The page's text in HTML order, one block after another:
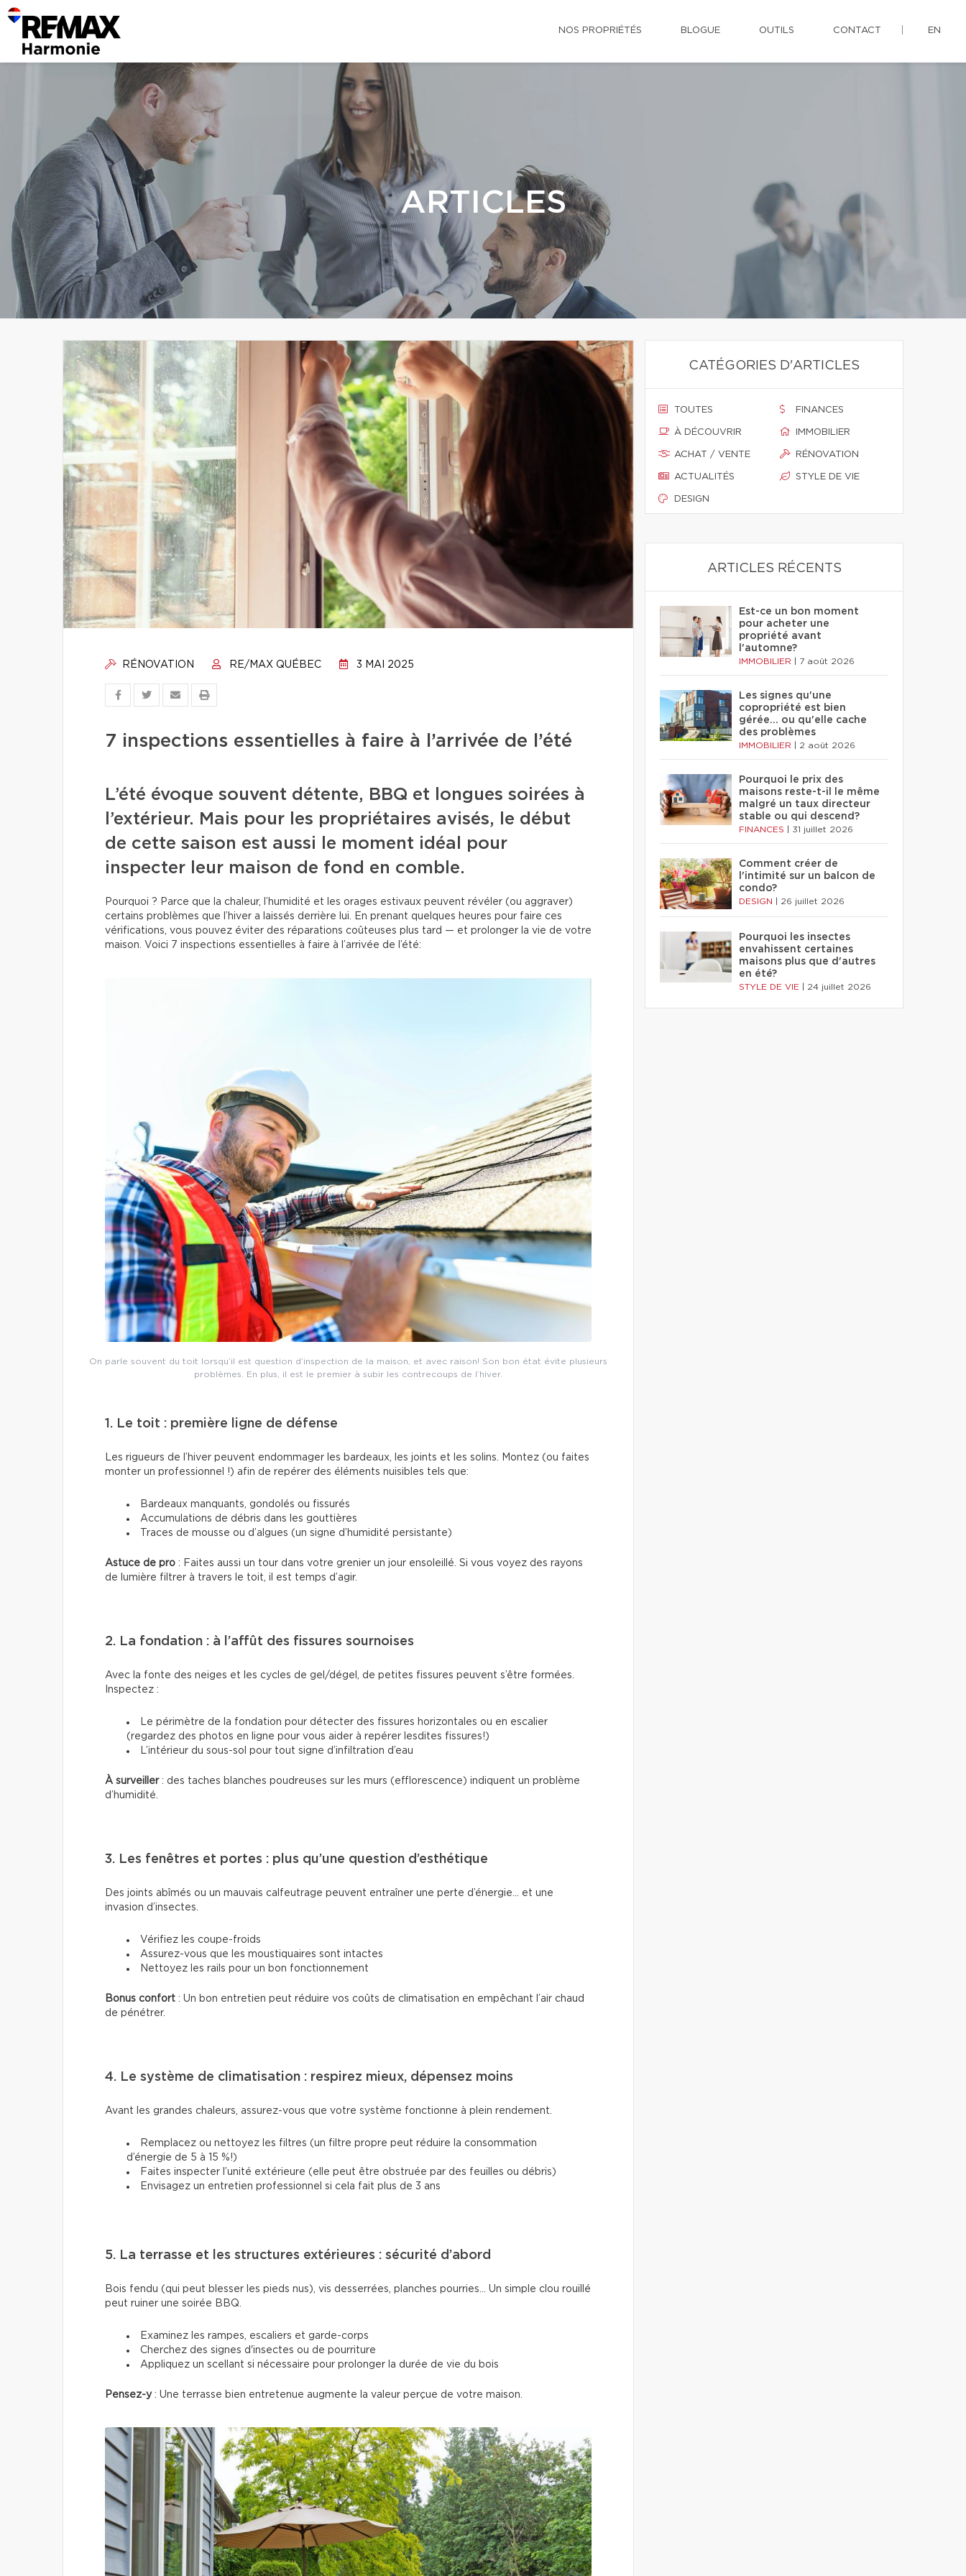
NOS PROPRIÉTÉS BLOGUE OUTILS CONTACT EN
ARTICLES
RÉNOVATION RE/MAX QUÉBEC 3 MAI 2025
7 inspections essentielles à faire à l’arrivée de l’été
L’été évoque souvent détente, BBQ et longues soirées à
l’extérieur. Mais pour les propriétaires avisés, le début
de cette saison est aussi le moment idéal pour
inspecter leur maison de fond en comble.
Pourquoi ? Parce que la chaleur, l’humidité et les orages estivaux peuvent révéler (ou aggraver)
certains problèmes que l’hiver a laissés derrière lui. En prenant quelques heures pour faire ces
vérifications, vous pouvez éviter des réparations coûteuses plus tard — et prolonger la vie de votre
maison. Voici 7 inspections essentielles à faire à l’arrivée de l’été:
On parle souvent du toit lorsqu’il est question d’inspection de la maison, et avec raison! Son bon état évite plusieurs
problèmes. En plus, il est le premier à subir les contrecoups de l’hiver.
1. Le toit : première ligne de défense
Les rigueurs de l’hiver peuvent endommager les bardeaux, les joints et les solins. Montez (ou faites
monter un professionnel !) afin de repérer des éléments nuisibles tels que:
Bardeaux manquants, gondolés ou fissurés
Accumulations de débris dans les gouttières
Traces de mousse ou d’algues (un signe d’humidité persistante)
Astuce de pro : Faites aussi un tour dans votre grenier un jour ensoleillé. Si vous voyez des rayons
de lumière filtrer à travers le toit, il est temps d’agir.
2. La fondation : à l’affût des fissures sournoises
Avec la fonte des neiges et les cycles de gel/dégel, de petites fissures peuvent s’être formées.
Inspectez :
Le périmètre de la fondation pour détecter des fissures horizontales ou en escalier
(regardez des photos en ligne pour vous aider à repérer lesdites fissures!)
L’intérieur du sous-sol pour tout signe d’infiltration d’eau
À surveiller: des taches blanches poudreuses sur les murs (efflorescence) indiquent un problème
d’humidité.
3. Les fenêtres et portes : plus qu’une question d’esthétique
Des joints abîmés ou un mauvais calfeutrage peuvent entraîner une perte d’énergie... et une
invasion d’insectes.
Vérifiez les coupe-froids
Assurez-vous que les moustiquaires sont intactes
Nettoyez les rails pour un bon fonctionnement
Bonus confort : Un bon entretien peut réduire vos coûts de climatisation en empêchant l’air chaud
de pénétrer.
4. Le système de climatisation : respirez mieux, dépensez moins
Avant les grandes chaleurs, assurez-vous que votre système fonctionne à plein rendement.
Remplacez ou nettoyez les filtres (un filtre propre peut réduire la consommation
d’énergie de 5 à 15 %!)
Faites inspecter l’unité extérieure (elle peut être obstruée par des feuilles ou débris)
Envisagez un entretien professionnel si cela fait plus de 3 ans
5. La terrasse et les structures extérieures : sécurité d’abord
Bois fendu (qui peut blesser les pieds nus), vis desserrées, planches pourries... Un simple clou rouillé
peut ruiner une soirée BBQ.
Examinez les rampes, escaliers et garde-corps
Cherchez des signes d'insectes ou de pourriture
Appliquez un scellant si nécessaire pour prolonger la durée de vie du bois
Pensez-y: Une terrasse bien entretenue augmente la valeur perçue de votre maison.
CATÉGORIES D'ARTICLES
TOUTES
À DÉCOUVRIR
ACHAT / VENTE
ACTUALITÉS
DESIGN
FINANCES
IMMOBILIER
RÉNOVATION
STYLE DE VIE
ARTICLES RÉCENTS
Est-ce un bon moment
pour acheter une
propriété avant
l'automne?
IMMOBILIER 7 août 2026
Les signes qu'une
copropriété est bien
gérée… ou qu'elle cache
des problèmes
IMMOBILIER 2 août 2026
Pourquoi le prix des
maisons reste-t-il le même
malgré un taux directeur
stable ou qui descend?
FINANCES 31 juillet 2026
Comment créer de
l'intimité sur un balcon de
condo?
DESIGN 26 juillet 2026
Pourquoi les insectes
envahissent certaines
maisons plus que d'autres
en été?
STYLE DE VIE 24 juillet 2026